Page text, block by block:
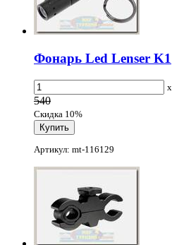
Фонарь Led Lenser K1
x
540
Скидка 10%
Артикул: mt-116129